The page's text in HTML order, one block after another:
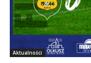
Aktualności